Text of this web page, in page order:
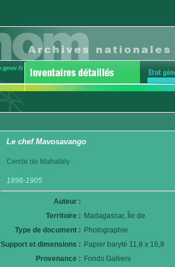
Le chef Mavosavango
Cercle de Mahafaly
1896-1905
Auteur :
Territoire : Madagascar, Île de
Type de document : Photographie
Support et dimensions : Papier baryté 11,8 x 16,9
Provenance : Fonds Gallieni